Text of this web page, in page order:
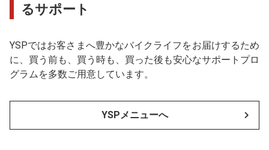
るサポート
YSPではお客さまへ豊かなバイクライフをお届けするため
に、買う前も、買う時も、買った後も安心なサポートプロ
グラムを多数ご用意しています。
YSPメニューへ